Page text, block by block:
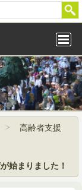
高齢者支援
始まりました！